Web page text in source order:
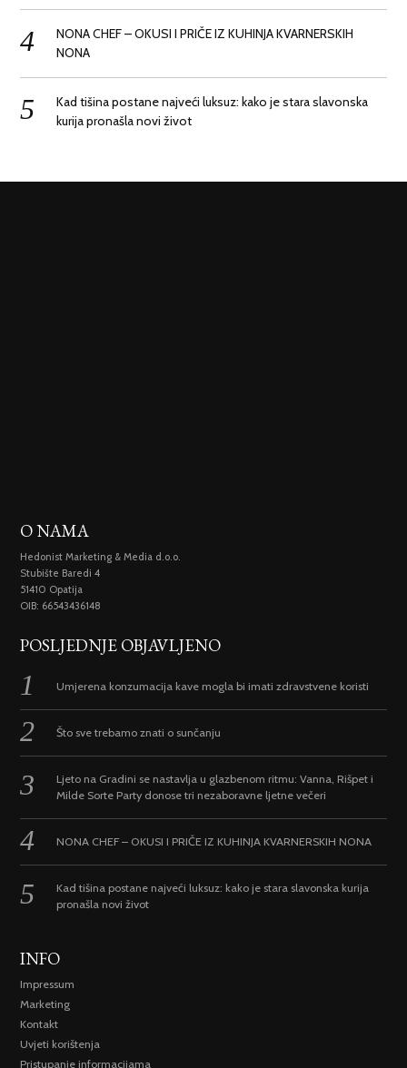
NONA CHEF – OKUSI I PRIČE IZ KUHINJA KVARNERSKIH
NONA
Kad tišina postane najveći luksuz: kako je stara slavonska
kurija pronašla novi život
O NAMA
Hedonist Marketing & Media d.o.o.
Stubište Baredi 4
51410 Opatija
OIB: 66543436148
POSLJEDNJE OBJAVLJENO
Umjerena konzumacija kave mogla bi imati zdravstvene koristi
Što sve trebamo znati o sunčanju
Ljeto na Gradini se nastavlja u glazbenom ritmu: Vanna, Rišpet i
Milde Sorte Party donose tri nezaboravne ljetne večeri
NONA CHEF – OKUSI I PRIČE IZ KUHINJA KVARNERSKIH NONA
Kad tišina postane najveći luksuz: kako je stara slavonska kurija
pronašla novi život
INFO
Impressum
Marketing
Kontakt
Uvjeti korištenja
Pristupanje informacijama